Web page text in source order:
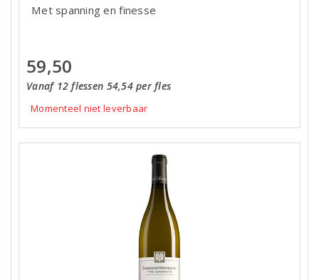
Met spanning en finesse
59,50
Vanaf 12 flessen 54,54 per fles
Momenteel niet leverbaar